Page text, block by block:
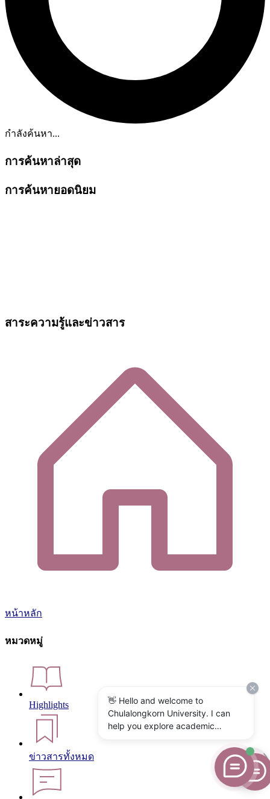
กำลังค้นหา...
การค้นหาล่าสุด
การค้นหายอดนิยม
สาระความรู้และข่าวสาร
หน้าหลัก
หมวดหมู่
Highlights
ข่าวสารทั้งหมด
👋 Hello and welcome to
Chulalongkorn University. I can
help you explore academic